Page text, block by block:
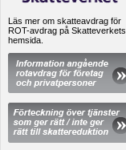
Läs mer om skatteavdrag för
ROT-avdrag på Skatteverkets
hemsida.